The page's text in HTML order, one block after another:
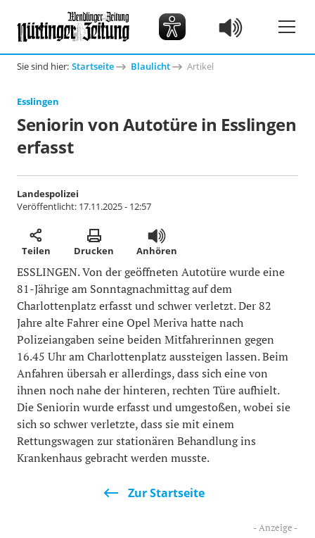
Sie sind hier: Startseite Blaulicht Artikel
Esslingen
Seniorin von Autotüre in Esslingen
erfasst
Landespolizei
Veröffentlicht: 17.11.2025 - 12:57
Teilen Drucken Anhören
ESSLINGEN. Von der geöffneten Autotüre wurde eine
81-Jährige am Sonntagnachmittag auf dem
Charlottenplatz erfasst und schwer verletzt. Der 82
Jahre alte Fahrer eine Opel Meriva hatte nach
Polizeiangaben seine beiden Mitfahrerinnen gegen
16.45 Uhr am Charlottenplatz aussteigen lassen. Beim
Anfahren übersah er allerdings, dass sich eine von
ihnen noch nahe der hinteren, rechten Türe aufhielt.
Die Seniorin wurde erfasst und umgestoßen, wobei sie
sich so schwer verletzte, dass sie mit einem
Rettungswagen zur stationären Behandlung ins
Krankenhaus gebracht werden musste.
Zur Startseite